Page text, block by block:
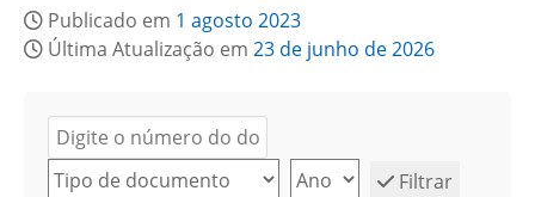
Publicado em 1 agosto 2023
Última Atualização em 23 de junho de 2026
Filtrar